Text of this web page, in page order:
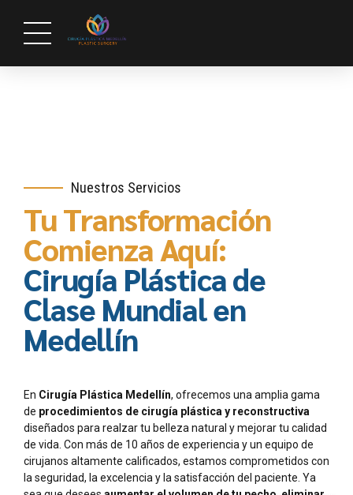
Nuestros Servicios
Tu Transformación
Comienza Aquí:
Cirugía Plástica de
Clase Mundial en
Medellín
En Cirugía Plástica Medellín, ofrecemos una amplia gama
de procedimientos de cirugía plástica y reconstructiva
diseñados para realzar tu belleza natural y mejorar tu calidad
de vida. Con más de 10 años de experiencia y un equipo de
cirujanos altamente calificados, estamos comprometidos con
la seguridad, la excelencia y la satisfacción del paciente. Ya